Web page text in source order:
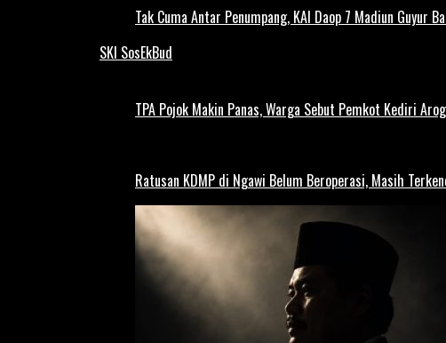
Tak Cuma Antar Penumpang, KAI Daop 7 Madiun Guyur
SKI SosEkBud
TPA Pojok Makin Panas, Warga Sebut Pemkot Kediri
Ratusan KDMP di Ngawi Belum Beroperasi, Masih